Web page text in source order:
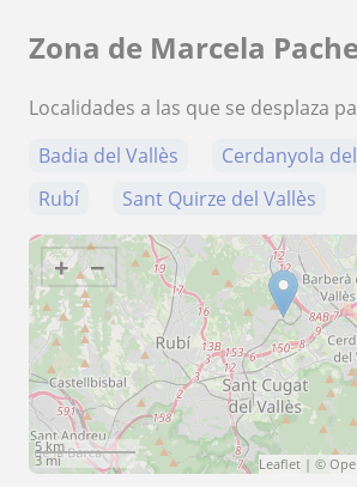
Zona de Marcela
Localidades a las que se desplaza
Badia del Vallès
Cerdanyola
Rubí
Sant Quirze del Vallès
+ −
5 km
3 mi
Leaflet | ©